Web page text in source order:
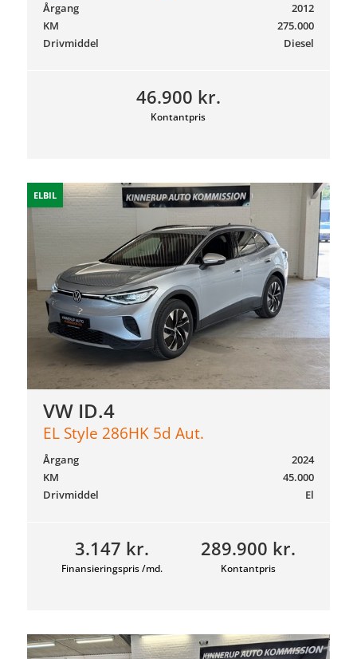
46.900 kr.
Kontantpris
2012
Årgang
275.000
KM
Diesel
Drivmiddel
ELBIL
VW ID.4
EL Style 286HK 5d Aut.
3.147 kr.
Finansieringspris /md.
289.900 kr.
Kontantpris
2024
Årgang
45.000
KM
El
Drivmiddel